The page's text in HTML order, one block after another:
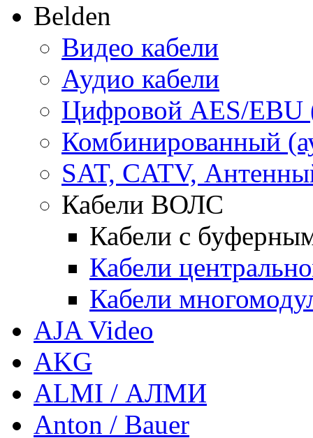
Belden
Видео кабели
Аудио кабели
Цифровой AES/
Комбинированный
SAT, CATV,
Кабели ВОЛС
Кабели с
Кабели
Кабели
AJA Video
AKG
ALMI / АЛМИ
Anton / Bauer